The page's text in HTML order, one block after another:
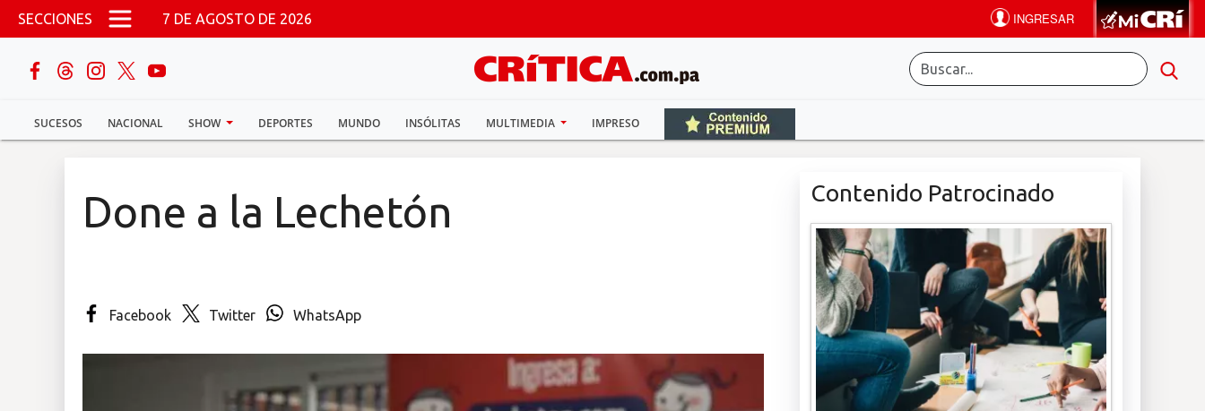
Pasar al contenido principal
SECCIONES 7 DE AGOSTO DE 2026
SUCESOS NACIONAL SHOW DEPORTES MUNDO INSÓLITAS MULTIMEDIA IMPRESO
buscar
Sucesos
Done a la Lechetón
Facebook Twitter WhatsApp
Contenido Patrocinado